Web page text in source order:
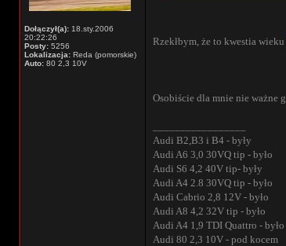
Dołączył(a): 18.sty.2006
20:22:26
Posty: 5256
Lokalizacja: Reda (pomorskie)
Auto: 80 2,3 10V
Rzekłbym, że to kwestia wieku
Osobiście dla mnie nie ważne
Audi B2,B3 i B4 - były
Audi A6 3,0 30VQ tip - było
Audi S6 4,2 40V tip- były
Audi A4 2.8 30VQ tip - było
Audi Cabrio 2,8 12V - było
Audi A8 4,2 32V tip - było
Audi A4 1,9 TDI Quattro - było
Audi 80 2,3 10V - pod kocem